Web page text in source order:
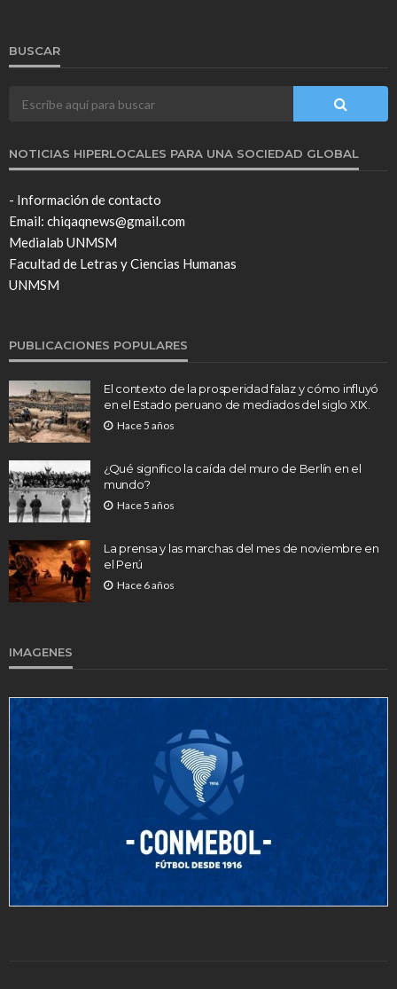
BUSCAR
NOTICIAS HIPERLOCALES PARA UNA SOCIEDAD GLOBAL
- Información de contacto
Email: chiqaqnews@gmail.com
Medialab UNMSM
Facultad de Letras y Ciencias Humanas
UNMSM
PUBLICACIONES POPULARES
El contexto de la prosperidad falaz y cómo influyó
en el Estado peruano de mediados del siglo XIX.
Hace 5 años
¿Qué significo la caída del muro de Berlín en el
mundo?
Hace 5 años
La prensa y las marchas del mes de noviembre en
el Perú
Hace 6 años
IMAGENES